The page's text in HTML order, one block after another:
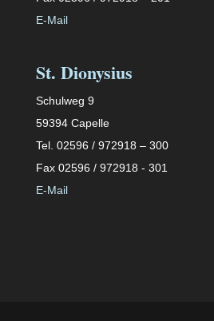
E-Mail
St. Dionysius
Schulweg 9
59394 Capelle
Tel. 02596 / 972918 – 300
Fax 02596 / 972918 - 301
E-Mail